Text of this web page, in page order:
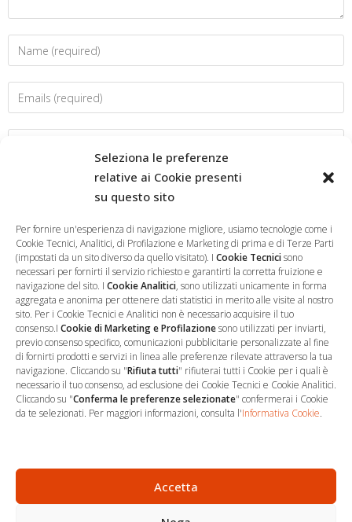
Seleziona le preferenze
relative ai Cookie presenti
su questo sito
Per fornire un'esperienza di navigazione migliore, usiamo tecnologie come i
Cookie Tecnici, Analitici, di Profilazione e Marketing di prima e di Terze Parti
(impostati da un sito diverso da quello visitato). I Cookie Tecnicisono
necessari per fornirti il servizio richiesto e garantirti la corretta fruizione e
navigazione del sito. I Cookie Analitici, sono utilizzati unicamente in forma
aggregata e anonima per ottenere dati statistici in merito alle visite al nostro
sito. Per i Cookie Tecnici e Analitici non è necessario acquisire il tuo
consenso.I Cookie di Marketing e Profilazionesono utilizzati per inviarti,
previo consenso specifico, comunicazioni pubblicitarie personalizzate al fine
di fornirti prodotti e servizi in linea alle preferenze rilevate attraverso la tua
navigazione. Cliccando su "Rifiuta tutti" rifiuterai tutti i Cookie per i quali è
necessario il tuo consenso, ad esclusione dei Cookie Tecnici e Cookie Analitici.
Cliccando su "Conferma le preferenze selezionate" confermerai i Cookie
da te selezionati. Per maggiori informazioni, consulta l'Informativa Cookie.
Accetta
Salva il mio nome, email e sito web in questo browser per la
prossima volta che commento.
… Sede Operativa
06 9522 7890
info@studioargari.it